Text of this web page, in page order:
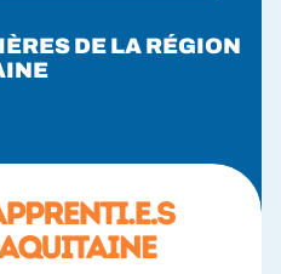
DE LA RÉGION